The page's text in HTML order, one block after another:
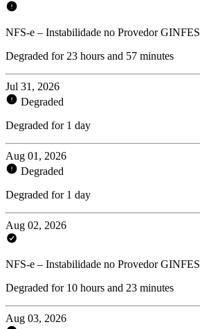
NFS-e – Instabilidade no Provedor GINFES
Degraded for 23 hours and 57 minutes
Jul 31, 2026
Degraded
Degraded for 1 day
Aug 01, 2026
Degraded
Degraded for 1 day
Aug 02, 2026
NFS-e – Instabilidade no Provedor GINFES
Degraded for 10 hours and 23 minutes
Aug 03, 2026